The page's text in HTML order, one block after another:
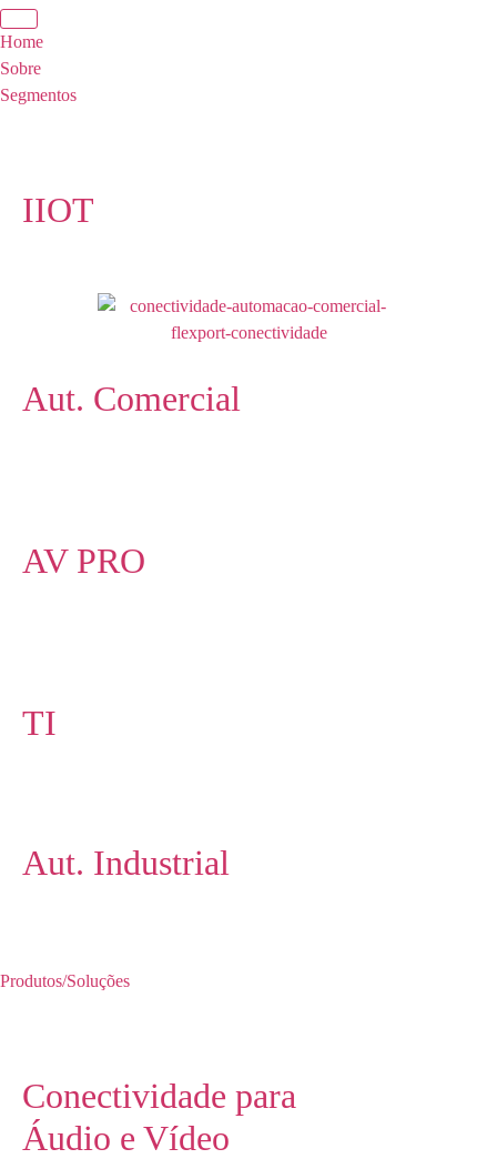
Home
Sobre
Segmentos
IIOT
Aut. Comercial
AV PRO
TI
Aut. Industrial
Produtos/Soluções
Conectividade para
Áudio e Vídeo